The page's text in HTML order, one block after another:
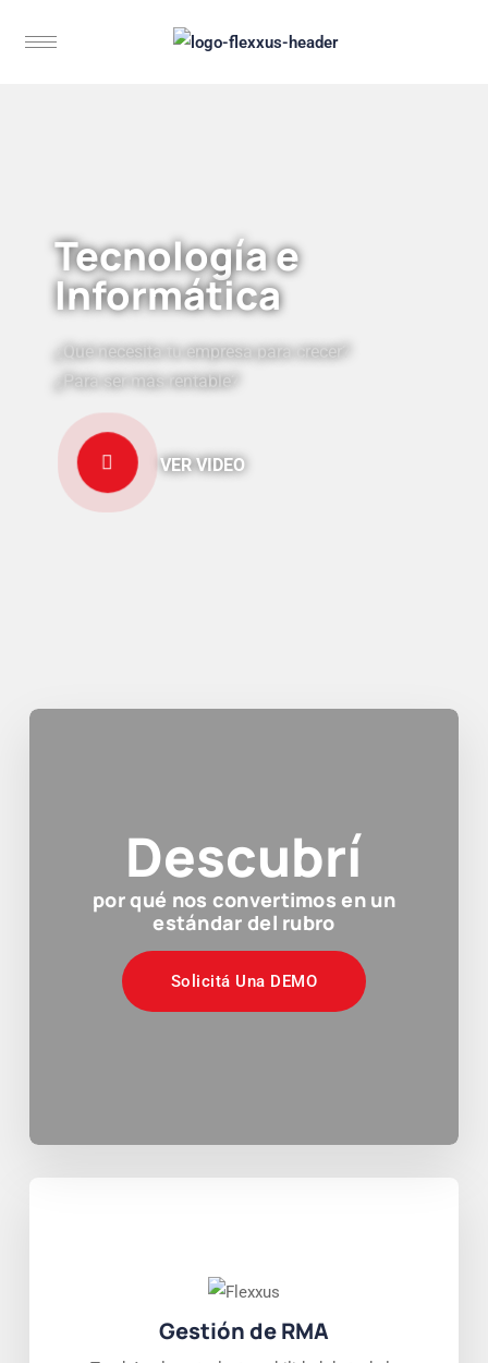
Tecnología e
Informática
¿Qué necesita tu empresa para crecer?
¿Para ser más rentable?
VER VIDEO
Descubrí
por qué nos convertimos en un
estándar del rubro
Solicitá Una DEMO
Gestión de RMA